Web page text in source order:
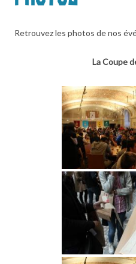
Retrouvez les photos de nos
La Coupe